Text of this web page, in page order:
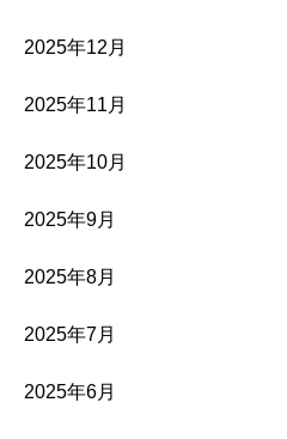
2025年12月
2025年11月
2025年10月
2025年9月
2025年8月
2025年7月
2025年6月